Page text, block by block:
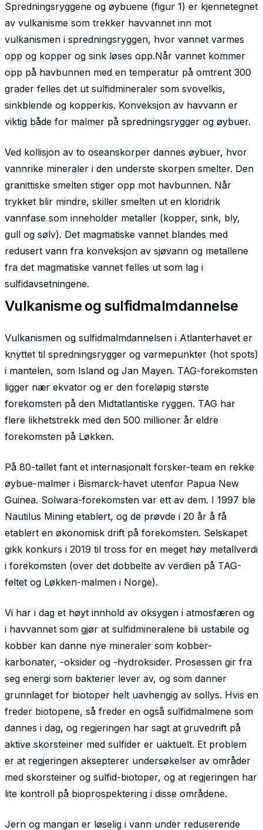
Spredningsryggene og øybuene (figur 1) er kjennetegnet
av vulkanisme som trekker havvannet inn mot
vulkanismen i spredningsryggen, hvor vannet varmes
opp og kopper og sink løses opp.Når vannet kommer
opp på havbunnen med en temperatur på omtrent 300
grader felles det ut sulfidmineraler som svovelkis,
sinkblende og kopperkis. Konveksjon av havvann er
viktig både for malmer på spredningsrygger og øybuer.
Ved kollisjon av to oseanskorper dannes øybuer, hvor
vannrike mineraler i den underste skorpen smelter. Den
granittiske smelten stiger opp mot havbunnen. Når
trykket blir mindre, skiller smelten ut en kloridrik
vannfase som inneholder metaller (kopper, sink, bly,
gull og sølv). Det magmatiske vannet blandes med
redusert vann fra konveksjon av sjøvann og metallene
fra det magmatiske vannet felles ut som lag i
sulfidavsetningene.
Vulkanisme og sulfidmalmdannelse
Vulkanismen og sulfidmalmdannelsen i Atlanterhavet er
knyttet til spredningsrygger og varmepunkter (hot spots)
i mantelen, som Island og Jan Mayen. TAG-forekomsten
ligger nær ekvator og er den foreløpig største
forekomsten på den Midtatlantiske ryggen. TAG har
flere likhetstrekk med den 500 millioner år eldre
forekomsten på Løkken.
På 80-tallet fant et internasjonalt forsker-team en rekke
øybue-malmer i Bismarck-havet utenfor Papua New
Guinea. Solwara-forekomsten var ett av dem. I 1997 ble
Nautilus Mining etablert, og de prøvde i 20 år å få
etablert en økonomisk drift på forekomsten. Selskapet
gikk konkurs i 2019 til tross for en meget høy metallverdi
i forekomsten (over det dobbelte av verdien på TAG-
feltet og Løkken-malmen i Norge).
Vi har i dag et høyt innhold av oksygen i atmosfæren og
i havvannet som gjør at sulfidmineralene bli ustabile og
kobber kan danne nye mineraler som kobber-
karbonater, -oksider og -hydroksider. Prosessen gir fra
seg energi som bakterier lever av, og som danner
grunnlaget for biotoper helt uavhengig av sollys. Hvis en
freder biotopene, så freder en også sulfidmalmene som
dannes i dag, og regjeringen har sagt at gruvedrift på
aktive skorsteiner med sulfider er uaktuelt. Et problem
er at regjeringen aksepterer undersøkelser av områder
med skorsteiner og sulfid-biotoper, og at regjeringen har
lite kontroll på bioprospektering i disse områdene.
Jern og mangan er løselig i vann under reduserende